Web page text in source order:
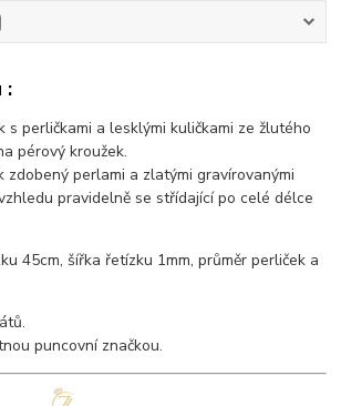
:
s perličkami a lesklými kuličkami ze žlutého
pérový kroužek.
zdobený perlami a zlatými gravírovanými
pravidelně se střídající po celé délce
45cm, šířka řetízku 1mm, průměr perliček a
puncovní značkou.